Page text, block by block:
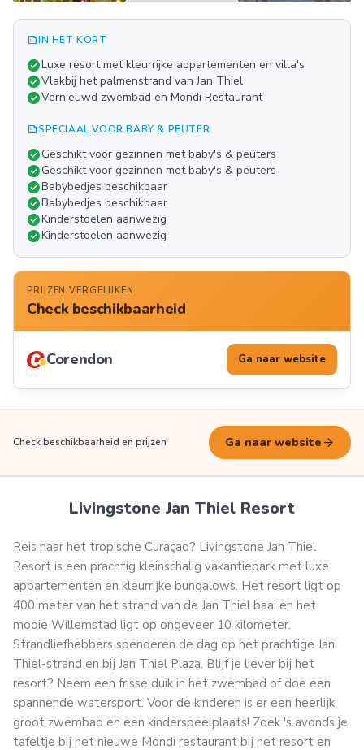
play_arrow
FOTO'S
summarizeIN HET KORT
check_circleLuxe resort met kleurrijke appartementen en villa's
check_circleVlakbij het palmenstrand van Jan Thiel
check_circleVernieuwd zwembad en Mondi Restaurant
summarizeSPECIAAL VOOR BABY & PEUTER
check_circleGeschikt voor gezinnen met baby's & peuters
check_circleGeschikt voor gezinnen met baby's & peuters
check_circleBabybedjes beschikbaar
check_circleBabybedjes beschikbaar
check_circleKinderstoelen aanwezig
check_circleKinderstoelen aanwezig
PRIJZEN VERGELIJKEN
Check beschikbaarheid
Corendon Ga naar website
Check beschikbaarheid en prijzen Ga naar website arrow_forward
Livingstone Jan Thiel Resort
Reis naar het tropische Curaçao? Livingstone Jan Thiel
Resort is een prachtig kleinschalig vakantiepark met luxe
appartementen en kleurrijke bungalows. Het resort ligt op
400 meter van het strand van de Jan Thiel baai en het
mooie Willemstad ligt op ongeveer 10 kilometer.
Strandliefhebbers spenderen de dag op het prachtige Jan
Thiel-strand en bij Jan Thiel Plaza. Blijf je liever bij het
resort? Neem een frisse duik in het zwembad of doe een
spannende watersport. Voor de kinderen is er een heerlijk
groot zwembad en een kinderspeelplaats! Zoek 's avonds je
tafeltje bij het nieuwe Mondi restaurant bij het resort en